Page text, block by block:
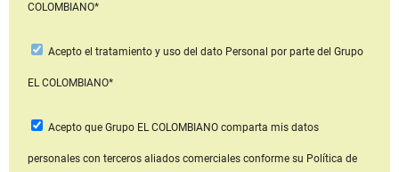
COLOMBIANO*
Acepto el tratamiento y uso del dato Personal por parte del Grupo
EL COLOMBIANO*
Acepto que Grupo EL COLOMBIANOcomparta mis datos
personales con terceros aliados comerciales conforme su Política de